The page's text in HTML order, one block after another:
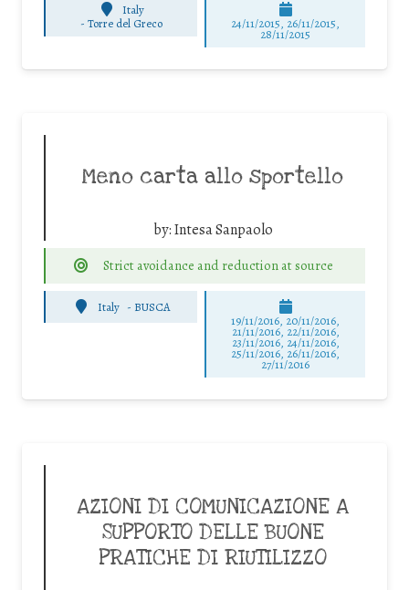
Italy
- Torre del Greco 24/11/2015, 26/11/2015,
28/11/2015
Meno carta allo sportello
by:Intesa Sanpaolo
Strict avoidance and reduction at source
Italy - BUSCA
19/11/2016, 20/11/2016,
21/11/2016, 22/11/2016,
23/11/2016, 24/11/2016,
25/11/2016, 26/11/2016,
27/11/2016
AZIONI DI COMUNICAZIONE A
SUPPORTO DELLE BUONE
PRATICHE DI RIUTILIZZO